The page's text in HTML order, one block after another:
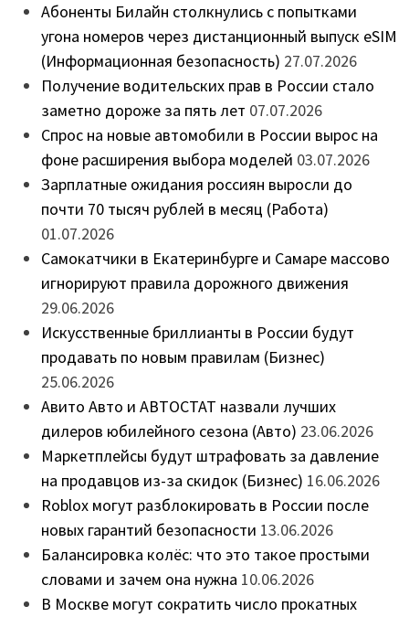
Абоненты Билайн столкнулись с попытками
угона номеров через дистанционный выпуск eSIM
(Информационная безопасность) 27.07.2026
Получение водительских прав в России стало
заметно дороже за пять лет 07.07.2026
Спрос на новые автомобили в России вырос на
фоне расширения выбора моделей 03.07.2026
Зарплатные ожидания россиян выросли до
почти 70 тысяч рублей в месяц (Работа)
01.07.2026
Самокатчики в Екатеринбурге и Самаре массово
игнорируют правила дорожного движения
29.06.2026
Искусственные бриллианты в России будут
продавать по новым правилам (Бизнес)
25.06.2026
Авито Авто и АВТОСТАТ назвали лучших
дилеров юбилейного сезона (Авто) 23.06.2026
Маркетплейсы будут штрафовать за давление
на продавцов из-за скидок (Бизнес) 16.06.2026
Roblox могут разблокировать в России после
новых гарантий безопасности 13.06.2026
Балансировка колёс: что это такое простыми
словами и зачем она нужна 10.06.2026
В Москве могут сократить число прокатных